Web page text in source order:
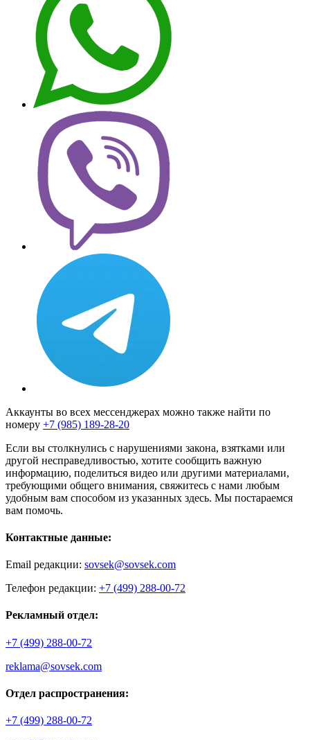
Аккаунты во всех мессенджерах можно также найти по
номеру +7 (985) 189-28-20
Если вы столкнулись с нарушениями закона, взятками или
другой несправедливостью, хотите сообщить важную
информацию, поделиться видео или другими материалами,
требующими общего внимания, свяжитесь с нами любым
удобным вам способом из указанных здесь. Мы постараемся
вам помочь.
Контактные данные:
Email редакции: sovsek@sovsek.com
Телефон редакции: +7 (499) 288-00-72
Рекламный отдел:
+7 (499) 288-00-72
reklama@sovsek.com
Отдел распространения:
+7 (499) 288-00-72